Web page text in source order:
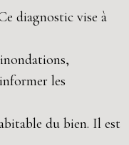
diagnostic vise à
les
du bien. Il est